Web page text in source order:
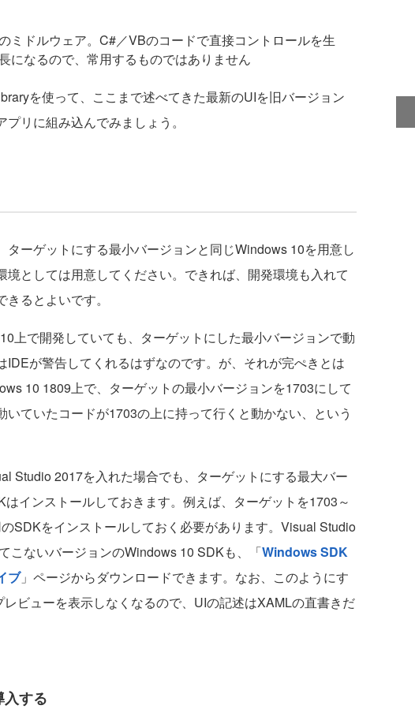
ミドルウェア。C#／VBのコードで直接コントロールを生
になるので、常用するものではありません
を使って、ここまで述べてきた最新のUIを旧バージョン
リに組み込んでみましょう。
ーゲットにする最小バージョンと同じWindows 10を用意し
境としては用意してください。できれば、開発環境も入れて
るとよいです。
上で開発していても、ターゲットにした最小バージョンで動
IDEが警告してくれるはずなのです。が、それが完ぺきとは
10 1809上で、ターゲットの最小バージョンを1703にして
いていたコードが1703の上に持って行くと動かない、という
Studio 2017を入れた場合でも、ターゲットにする最大バー
インストールしておきます。例えば、ターゲットを1703～
SDKをインストールしておく必要があります。Visual Studio
こないバージョンのWindows 10 SDKも、「Windows SDK
ブ」ページからダウンロードできます。なお、このようにす
ビューを表示しなくなるので、UIの記述はXAMLの直書きだ
する